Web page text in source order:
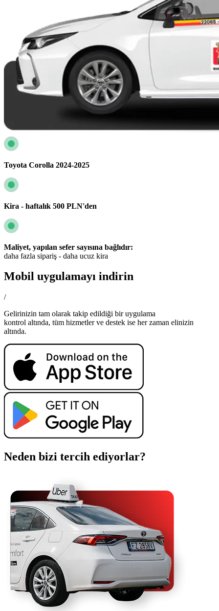
Toyota Corolla 2024-2025
Kira - haftalık 500 PLN'den
Maliyet, yapılan sefer sayısına bağlıdır:
daha fazla sipariş - daha ucuz kira
Mobil uygulamayı indirin
/
Gelirinizin tam olarak takip edildiği bir uygulama
kontrol altında, tüm hizmetler ve destek ise her zaman elinizin
altında.
Neden bizi tercih ediyorlar?